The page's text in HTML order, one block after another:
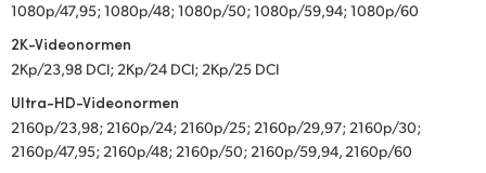
1080p/47,95; 1080p/48; 1080p/50; 1080p/59,94; 1080p/60
2K-Videonormen
2Kp/23,98 DCI; 2Kp/24 DCI; 2Kp/25 DCI
Ultra-HD-Videonormen
2160p/23,98; 2160p/24; 2160p/25; 2160p/29,97; 2160p/30;
2160p/47,95; 2160p/48; 2160p/50; 2160p/59,94, 2160p/60